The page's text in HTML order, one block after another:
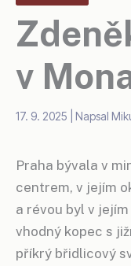
v
17. 9. 2025 | Napsal
Praha bývala v
centrem, v jejím
a révou byl v
vhodný kopec s
příkrý břidlicový